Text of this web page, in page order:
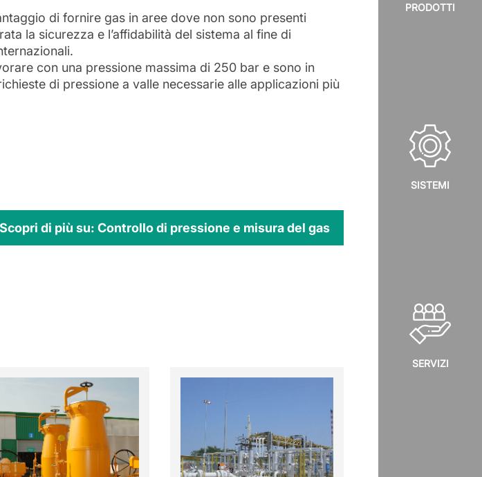
PRODOTTI
SISTEMI
SERVIZI
di fornire gas in aree dove non sono presenti
la sicurezza e l’affidabilità del sistema al fine di
con una pressione massima di 250 bar e sono in
di pressione a valle necessarie alle applicazioni più
Scopri di più su: Controllo di pressione e misura del gas